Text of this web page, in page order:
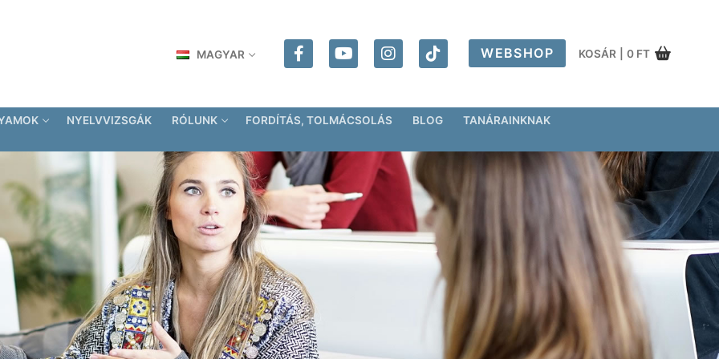
MAGYAR WEBSHOP KOSÁR 0 FT
NYELVVIZSGÁK RÓLUNK FORDÍTÁS, TOLMÁCSOLÁS BLOG
TANÁRAINKNAK